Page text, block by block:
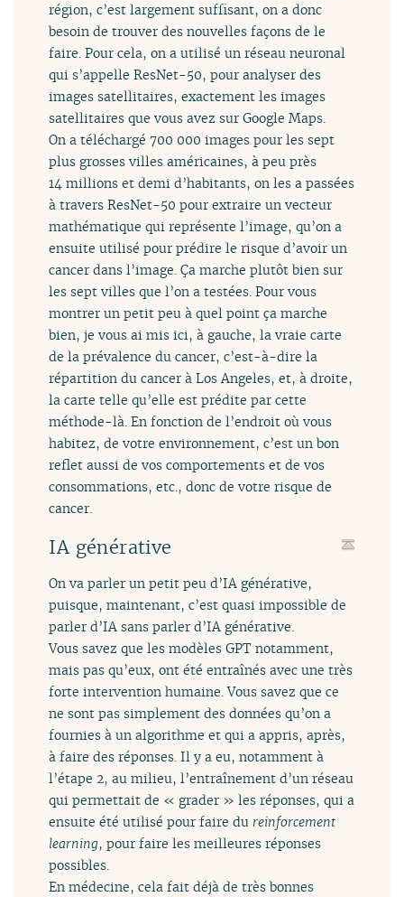
région, c’est largement suffisant, on a donc
besoin de trouver des nouvelles façons de le
faire. Pour cela, on a utilisé un réseau neuronal
qui s’appelle ResNet-50, pour analyser des
images satellitaires, exactement les images
satellitaires que vous avez sur Google Maps.
On a téléchargé 700 000 images pour les sept
plus grosses villes américaines, à peu près
14 millions et demi d’habitants, on les a passées
à travers ResNet-50 pour extraire un vecteur
mathématique qui représente l’image, qu’on a
ensuite utilisé pour prédire le risque d’avoir un
cancer dans l’image. Ça marche plutôt bien sur
les sept villes que l’on a testées. Pour vous
montrer un petit peu à quel point ça marche
bien, je vous ai mis ici, à gauche, la vraie carte
de la prévalence du cancer, c’est-à-dire la
répartition du cancer à Los Angeles, et, à droite,
la carte telle qu’elle est prédite par cette
méthode-là. En fonction de l’endroit où vous
habitez, de votre environnement, c’est un bon
reflet aussi de vos comportements et de vos
consommations, etc., donc de votre risque de
cancer.
IA générative
On va parler un petit peu d’IA générative,
puisque, maintenant, c’est quasi impossible de
parler d’IA sans parler d’IA générative.
Vous savez que les modèles GPT notamment,
mais pas qu’eux, ont été entraînés avec une très
forte intervention humaine. Vous savez que ce
ne sont pas simplement des données qu’on a
fournies à un algorithme et qui a appris, après,
à faire des réponses. Il y a eu, notamment à
l’étape 2, au milieu, l’entraînement d’un réseau
qui permettait de « grader » les réponses, qui a
ensuite été utilisé pour faire du reinforcement
learning, pour faire les meilleures réponses
possibles.
En médecine, cela fait déjà de très bonnes